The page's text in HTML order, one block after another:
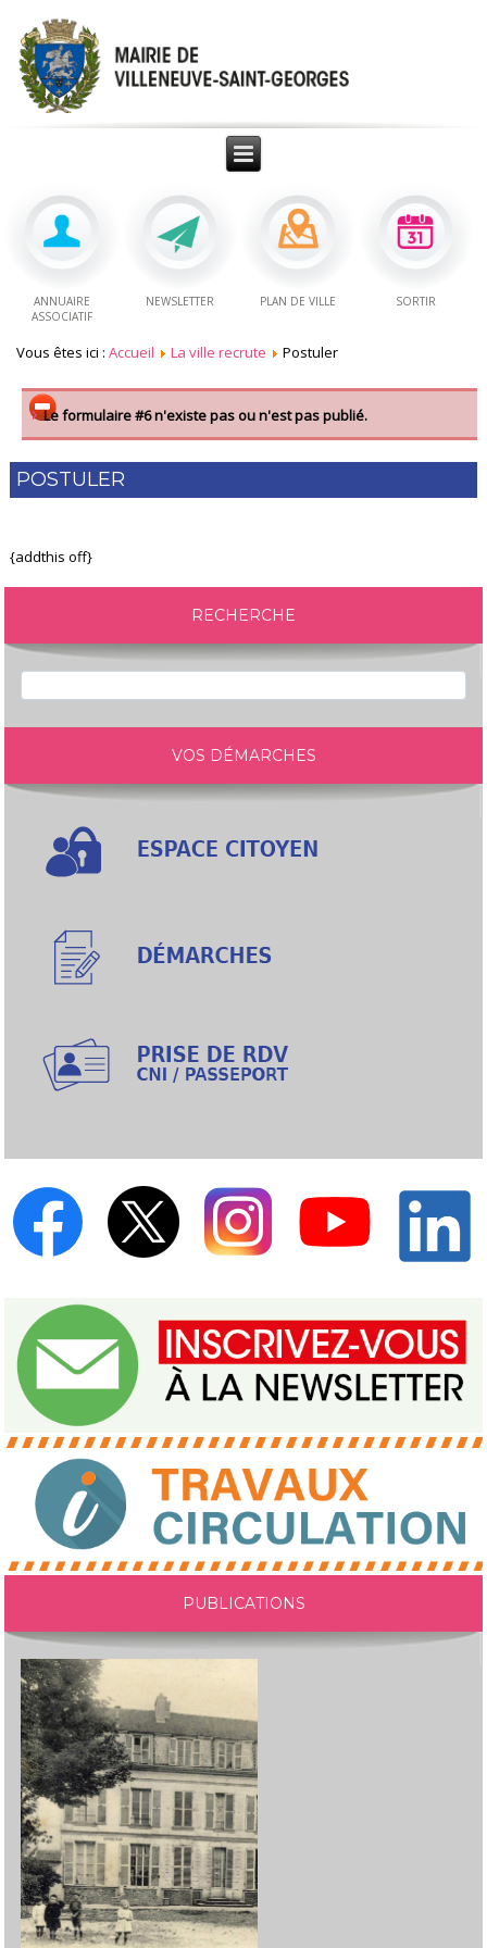
ANNUAIRE
ASSOCIATIF
NEWSLETTER PLAN DE VILLE SORTIR
Vous êtes ici :Accueil La ville recrute Postuler
Le formulaire #6 n'existe pas ou n'est pas publié.
POSTULER
{addthis off}
RECHERCHE
VOS DÉMARCHES
PUBLICATIONS